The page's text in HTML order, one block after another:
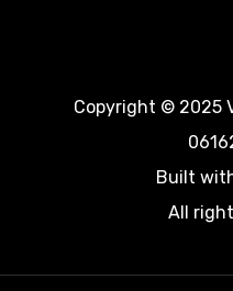
Copyright © 2025
Built
All